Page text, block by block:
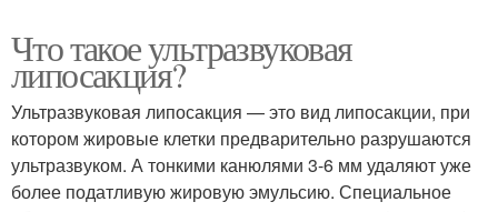
Что такое ультразвуковая
липосакция?
Ультразвуковая липосакция — это вид липосакции, при
котором жировые клетки предварительно разрушаются
ультразвуком. А тонкими канюлями 3-6 мм удаляют уже
более податливую жировую эмульсию. Специальное